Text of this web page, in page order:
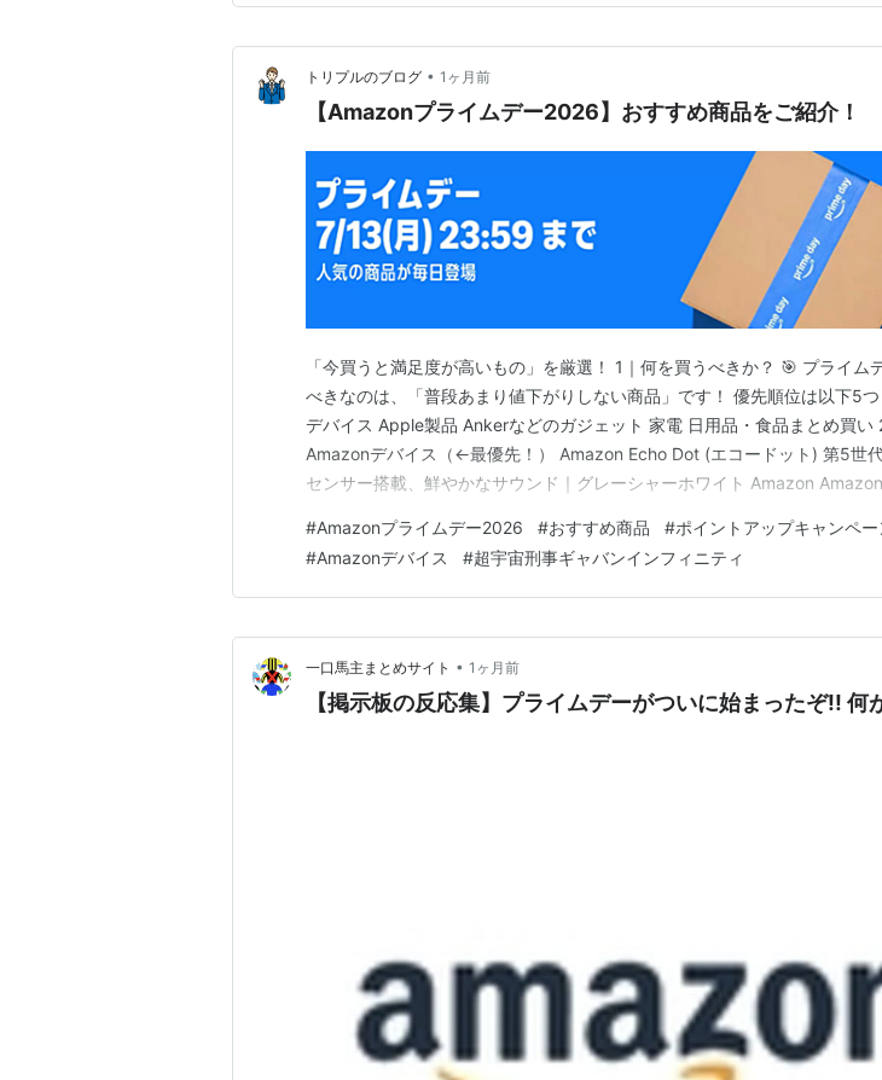
トリプルのブログ • 1ヶ月前
【Amazonプライムデー2026】おすすめ商品をご紹介！
「今買うと満足度が高いもの」を厳選！ 1｜何を買うべきか？ 🎯 プライム
べきなのは、「普段あまり値下がりしない商品」です！ 優先順位は以下5
デバイス Apple製品 Ankerなどのガジェット 家電 日用品・食品まとめ買い
Amazonデバイス（←最優先！） Amazon Echo Dot (エコードット) 第5世代
センサー搭載、鮮やかなサウンド｜グレーシャーホワイト Amazon
Kindleを始める絶好のタイミング！ こんな人にお…
#Amazonプライムデー2026 #おすすめ商品 #ポイントアップキャンペー
#Amazonデバイス #超宇宙刑事ギャバンインフィニティ
一口馬主まとめサイト • 1ヶ月前
【掲示板の反応集】プライムデーがついに始まったぞ!! 何